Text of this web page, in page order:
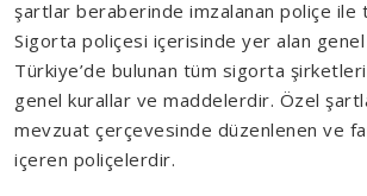
şartlar beraberinde imzalanan poliçe ile
Sigorta poliçesi içerisinde yer alan
Türkiye’de bulunan tüm sigorta
genel kurallar ve maddelerdir. Özel
mevzuat çerçevesinde düzenlenen ve
içeren poliçelerdir.